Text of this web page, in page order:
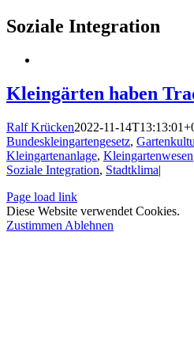
Soziale Integration
Kleingärten haben
Ralf Krücken2022-11-
Bundeskleingartengesetz,
Kleingartenanlage, Kleingartenwesen
Soziale Integration, Stadtklima|
Page load link
Diese Website verwendet Cookies.
Zustimmen Ablehnen